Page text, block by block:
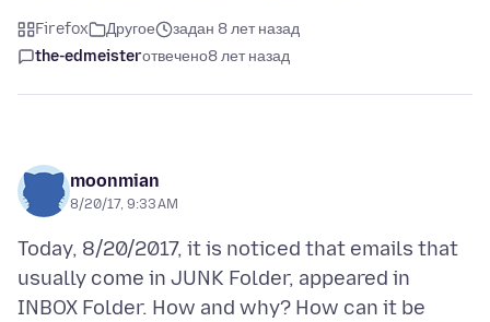
Firefox Другое
задан 8 лет назад
the-edmeisterотвечено8 лет назад
moonmian
8/20/17, 9:33 AM
Today, 8/20/2017, it is noticed that emails that
usually come in JUNK Folder, appeared in
INBOX Folder. How and why? How can it be